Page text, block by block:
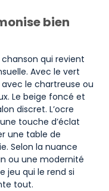
bien
qui revient
Avec le vert
le chartreuse ou
Le beige foncé et
discret. L’ocre
touche d’éclat
une table de
Selon la nuance
ou une modernité
jeu qui le rend si
tout.